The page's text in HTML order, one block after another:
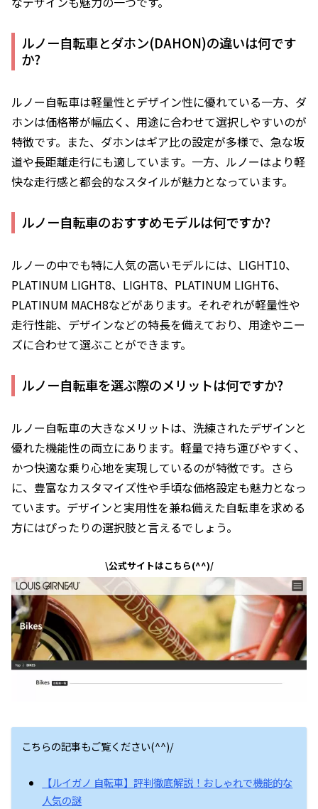
ルノー自転車とダホン(DAHON)の違いは何です
か?
ルノー自転車は軽量性とデザイン性に優れている一方、ダ
ホンは価格帯が幅広く、用途に合わせて選択しやすいのが
特徴です。また、ダホンはギア比の設定が多様で、急な坂
道や長距離走行にも適しています。一方、ルノーはより軽
快な走行感と都会的なスタイルが魅力となっています。
ルノー自転車のおすすめモデルは何ですか?
ルノーの中でも特に人気の高いモデルには、LIGHT10、
PLATINUM LIGHT8、LIGHT8、PLATINUM LIGHT6、
PLATINUM MACH8などがあります。それぞれが軽量性や
走行性能、デザインなどの特長を備えており、用途やニー
ズに合わせて選ぶことができます。
ルノー自転車を選ぶ際のメリットは何ですか?
ルノー自転車の大きなメリットは、洗練されたデザインと
優れた機能性の両立にあります。軽量で持ち運びやすく、
かつ快適な乗り心地を実現しているのが特徴です。さら
に、豊富なカスタマイズ性や手頃な価格設定も魅力となっ
ています。デザインと実用性を兼ね備えた自転車を求める
方にはぴったりの選択肢と言えるでしょう。
\公式サイトはこちら(^^)/
こちらの記事もご覧ください(^^)/
【ルイガノ 自転車】評判徹底解説！おしゃれで機能的な
人気の謎